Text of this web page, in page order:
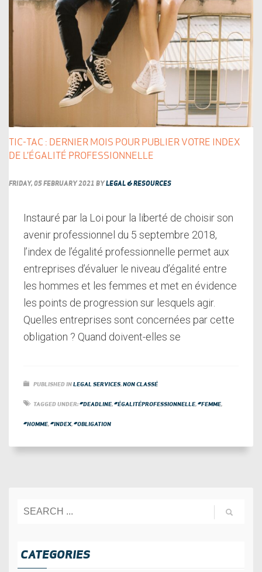
TIC-TAC : DERNIER MOIS POUR PUBLIER VOTRE INDEX
DE L’ÉGALITÉ PROFESSIONNELLE
FRIDAY, 05 FEBRUARY 2021 BY LEGAL & RESOURCES
Instauré par la Loi pour la liberté de choisir son
avenir professionnel du 5 septembre 2018,
l’index de l’égalité professionnelle permet aux
entreprises d’évaluer le niveau d’égalité entre
les hommes et les femmes et met en évidence
les points de progression sur lesquels agir.
Quelles entreprises sont concernées par cette
obligation ? Quand doivent-elles se
PUBLISHED INLEGAL SERVICES,NON CLASSÉ
TAGGED UNDER:#DEADLINE,#ÉGALITÉPROFESSIONNELLE,#FEMME,
#HOMME,#INDEX,#OBLIGATION
CATEGORIES